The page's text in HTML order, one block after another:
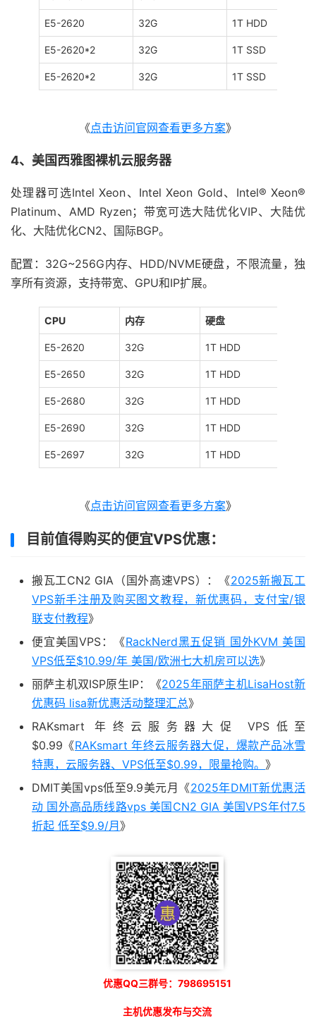
E5-2620 32G 1T HDD
E5-2620*2 32G 1T SSD
E5-2620*2 32G 1T SSD
《点击访问官网查看更多方案》
4、美国西雅图裸机云服务器
处理器可选Intel Xeon、Intel Xeon Gold、Intel® Xeon®
Platinum、AMD Ryzen；带宽可选大陆优化VIP、大陆优
化、大陆优化CN2、国际BGP。
配置：32G~256G内存、HDD/NVME硬盘，不限流量，独
享所有资源，支持带宽、GPU和IP扩展。
CPU 内存 硬盘
E5-2620 32G 1T HDD
E5-2650 32G 1T HDD
E5-2680 32G 1T HDD
E5-2690 32G 1T HDD
E5-2697 32G 1T HDD
《点击访问官网查看更多方案》
目前值得购买的便宜VPS优惠：
搬瓦工CN2 GIA（国外高速VPS）：《2025新搬瓦工
VPS新手注册及购买图文教程，新优惠码，支付宝/银
联支付教程》
便宜美国VPS：《RackNerd黑五促销 国外KVM 美国
VPS低至$10.99/年 美国/欧洲七大机房可以选》
丽萨主机双ISP原生IP：《2025年丽萨主机LisaHost新
优惠码 lisa新优惠活动整理汇总》
RAKsmart 年终云服务器大促 VPS低至
$0.99《RAKsmart 年终云服务器大促，爆款产品冰雪
特惠，云服务器、VPS低至$0.99，限量抢购。 》
DMIT美国vps低至9.9美元月《2025年DMIT新优惠活
动 国外高品质线路vps 美国CN2 GIA 美国VPS年付7.5
折起 低至$9.9/月 》
优惠QQ三群号：798695151
主机优惠发布与交流